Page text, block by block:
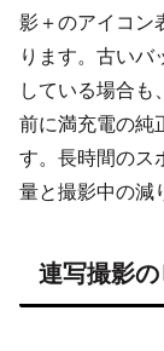
影＋のアイコン
ります。古いバ
している場合も
前に満充電の純
す。長時間のス
量と撮影中の減
連写撮影